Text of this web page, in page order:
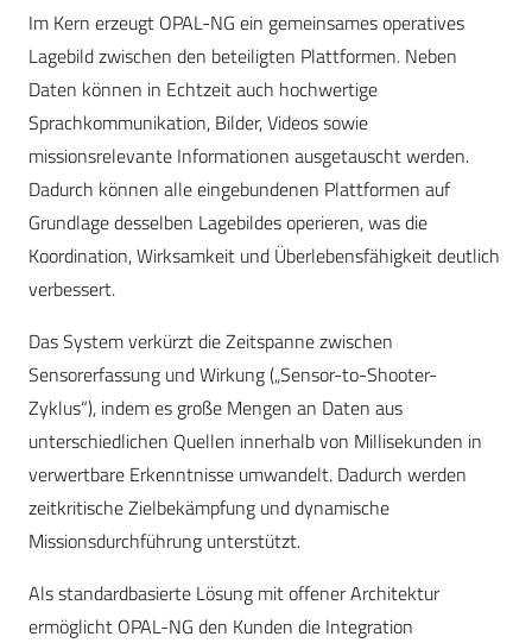
Im Kern erzeugt OPAL-NG ein gemeinsames operatives
Lagebild zwischen den beteiligten Plattformen. Neben
Daten können in Echtzeit auch hochwertige
Sprachkommunikation, Bilder, Videos sowie
missionsrelevante Informationen ausgetauscht werden.
Dadurch können alle eingebundenen Plattformen auf
Grundlage desselben Lagebildes operieren, was die
Koordination, Wirksamkeit und Überlebensfähigkeit deutlich
verbessert.
Das System verkürzt die Zeitspanne zwischen
Sensorerfassung und Wirkung („Sensor-to-Shooter-
Zyklus“), indem es große Mengen an Daten aus
unterschiedlichen Quellen innerhalb von Millisekunden in
verwertbare Erkenntnisse umwandelt. Dadurch werden
zeitkritische Zielbekämpfung und dynamische
Missionsdurchführung unterstützt.
Als standardbasierte Lösung mit offener Architektur
ermöglicht OPAL-NG den Kunden die Integration